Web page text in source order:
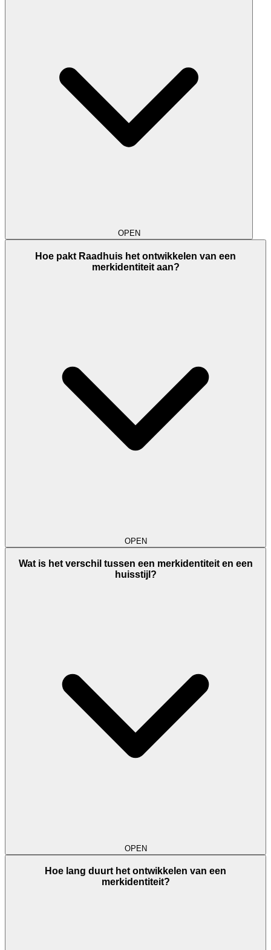
OPEN
Hoe pakt Raadhuis het ontwikkelen van een
merkidentiteit aan?
OPEN
Wat is het verschil tussen een merkidentiteit en een
huisstijl?
OPEN
Hoe lang duurt het ontwikkelen van een
merkidentiteit?